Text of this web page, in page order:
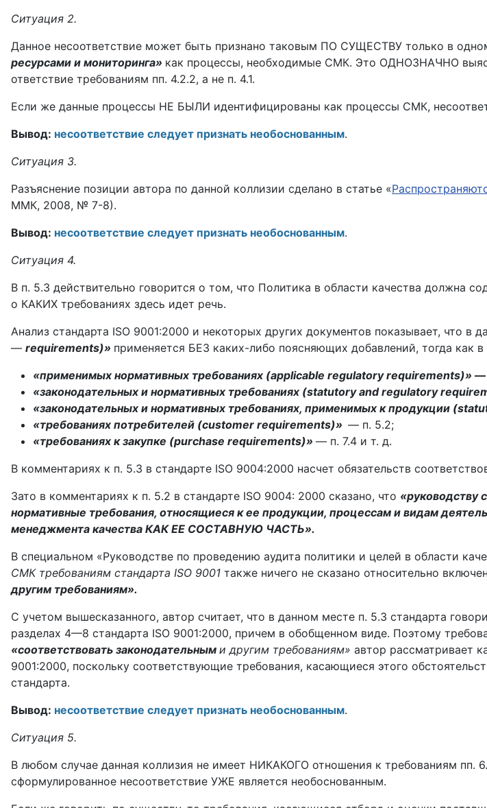
Ситуация 2.
Данное несоответствие может быть признано таковым ПО СУЩЕСТВУ только в
ресурсами и мониторинга» как процессы, необходимые СМК. Это ОДНОЗНАЧНО
ответствие требованиям пп. 4.2.2, а не п. 4.1.
Если же данные процессы НЕ БЫЛИ идентифи­цированы как процессы СМК,
Вывод: несоответствие следует признать необосно­ванным.
Ситуация 3.
Разъяснение позиции автора по данной коллизии сделано в статье «
ММК, 2008, № 7-8).
Вывод: несоответствие следует признать необосно­ванным.
Ситуация 4.
В п. 5.3 действительно говорится о том, что Поли­тика в области качества должна
о КАКИХ требованиях здесь идет речь.
Анализ стандарта ISO 9001:2000 и некоторых других документов показывает, что в
— requirements)» применяется БЕЗ каких-либо поясняю­щих добавлений, тогда как
«применимых нормативных требованиях (applicable regulatory requirements)» —
«законодательных и нормативных требованиях (statu­tory and regulatory
«законодательных и нормативных требованиях, при­менимых к продукции
«требованиях потребителей (customer requirements)» — п. 5.2;
«требованиях к закупке (purchase requirements)» — п. 7.4 и т. д.
В комментариях к п. 5.3 в стандарте ISO 9004:2000 насчет обязательств
Зато в комментариях к п. 5.2 в стандарте ISO 9004: 2000 сказано, что «руководству
нормативные требования, относящиеся к ее продукции, процессам и видам
менеджмента качества КАК ЕЕ СОСТАВНУЮ ЧАСТЬ».
В специальном «Руководстве по проведению ауди­та политики и целей в области
СМК требованиям стандарта ISO 9001 также ничего не сказано относительно
другим требованиям».
С учетом вышесказанного, автор считает, что в данном месте п. 5.3 стандарта
разделах 4—8 стандарта ISO 9001:2000, причем в обобщенном виде. Поэтому
«соответствовать законодательным и другим требованиям» автор рассматривает
9001:2000, поскольку соответствующие тре­бования, касающиеся этого
стандарта.
Вывод: несоответствие следует признать необосно­ванным.
Ситуация 5.
В любом случае данная коллизия не имеет НИКАКОГО отношения к требованиям пп.
сформулированное несоответствие УЖЕ является не­обоснованным.